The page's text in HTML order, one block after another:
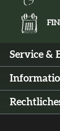
Service &